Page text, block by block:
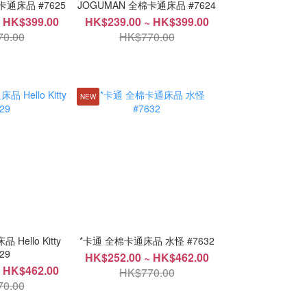
通床品 #7625 JOGUMAN 全棉卡通床品 #7624
HK$239.00 ~ HK$399.00
HK$770.00
品 Hello Kitty
NEW
*卡通 全棉卡通床品 水怪 #7632
HK$252.00 ~ HK$462.00
HK$770.00